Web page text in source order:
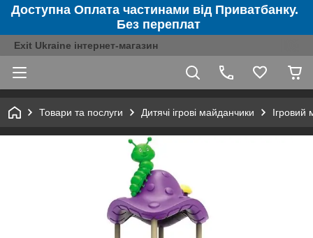
Доступна Оплата частинами від Приватбанку.
Без переплат
Exit Ukraine інтернет-магазин
Товари та послуги Дитячі ігрові майданчики Ігровий